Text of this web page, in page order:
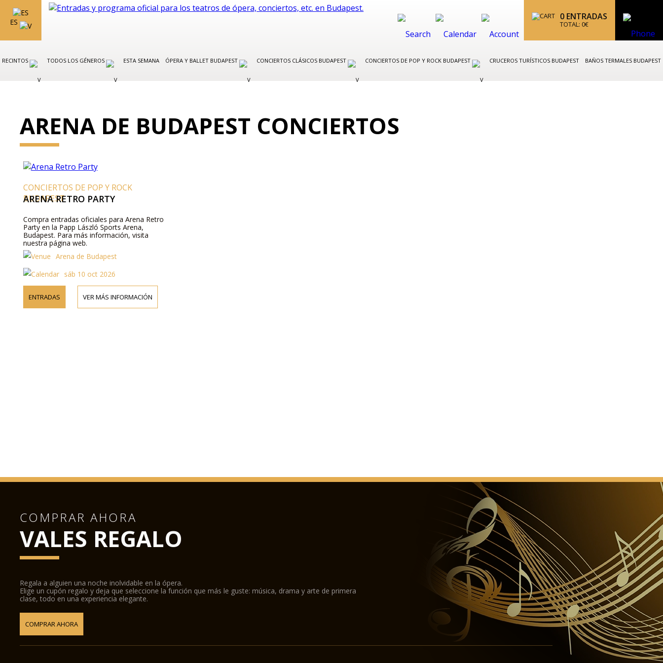
ES
0 ENTRADAS
TOTAL: 0€
RECINTOS TODOS LOS GÉNEROS ESTA SEMANA ÓPERA Y BALLET BUDAPEST CONCIERTOS CLÁSICOS BUDAPEST CONCIERTOS DE POP Y ROCK BUDAPEST CRUCEROS TURÍSTICOS BUDAPEST BAÑOS TERMALES BUDAPEST
ARENA DE BUDAPEST CONCIERTOS
CONCIERTOS DE POP Y ROCK
BUDAPEST
ARENA RETRO PARTY
Compra entradas oficiales para Arena Retro
Party en la Papp László Sports Arena,
Budapest. Para más información, visita
nuestra página web.
Arena de Budapest
sáb 10 oct 2026
ENTRADAS VER MÁS INFORMACIÓN
COMPRAR AHORA
VALES REGALO
Regala a alguien una noche inolvidable en la ópera.
Elige un cupón regalo y deja que seleccione la función que más le guste: música, drama y arte de primera
clase, todo en una experiencia elegante.
COMPRAR AHORA